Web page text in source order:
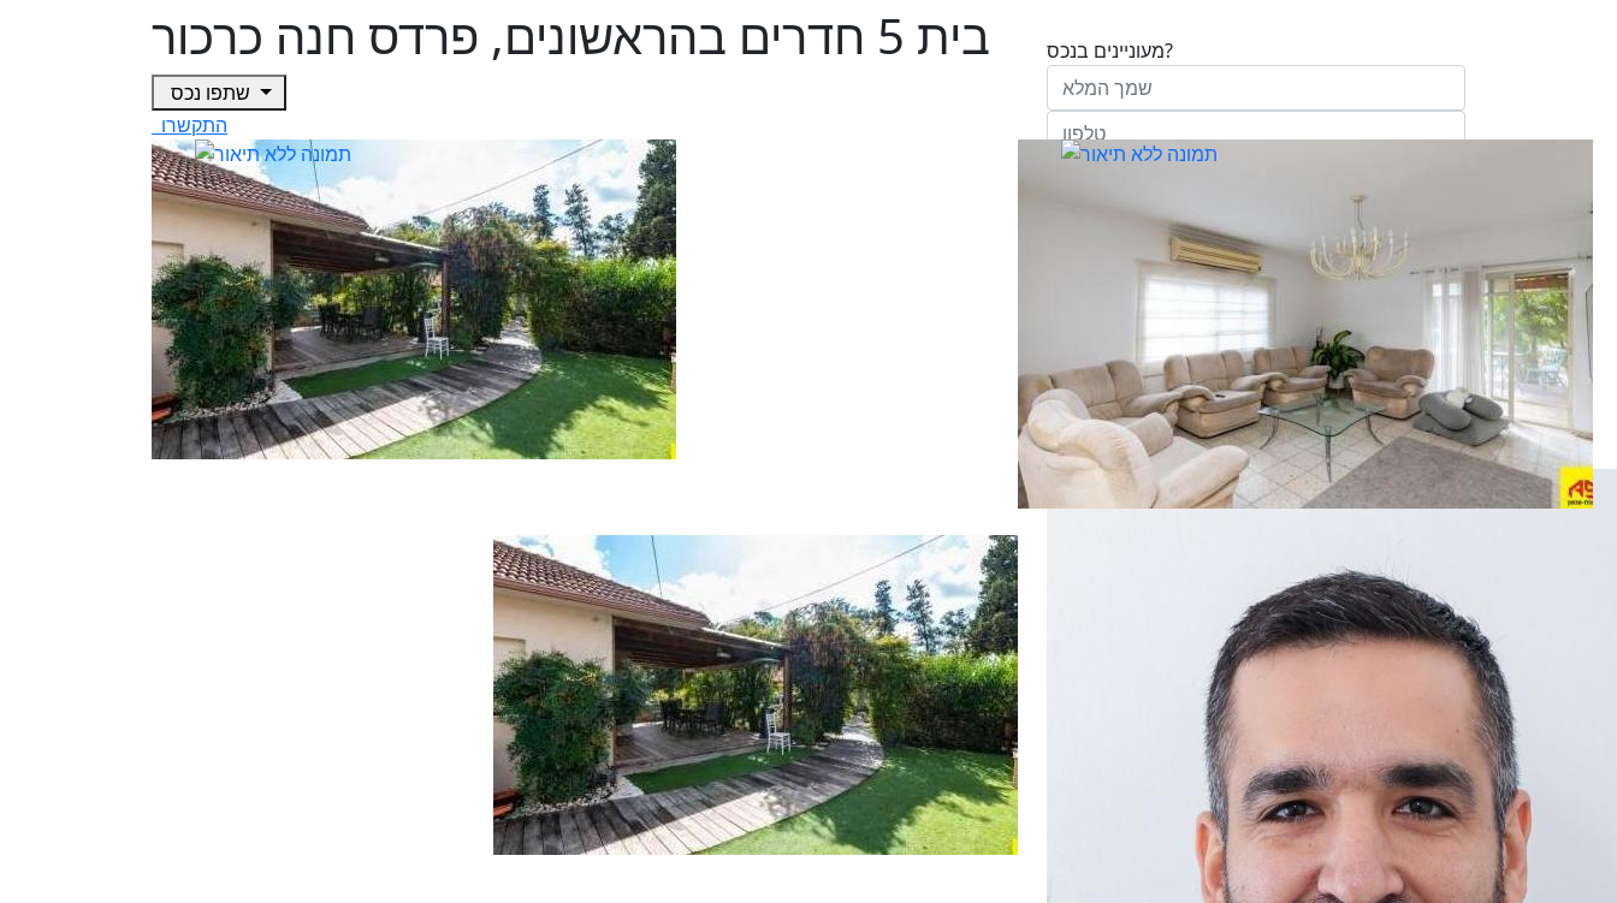
בית 5 חדרים בהראשונים, פרדס חנה כרכור
התקשרו
מעוניינים בנכס?
בע"מ ו/או מי מטעמה ("אנגלו סכסון") בדוא"ל,
במסרונים ובשיחת טלפון שיווקית, הצעות ודברי שיווק
ופרסומת כהגדרתם בחוק וכן, שפרטיי האישיים
יישמרו במאגריה וישמשו אותה לשליחת מידע ולקידום
פעילותיה, לרבות אך לא רק, לעריכת ניתוח מידע
ומחקר סטטיסטי.למדיניות הפרטיות של החברה.
שלח